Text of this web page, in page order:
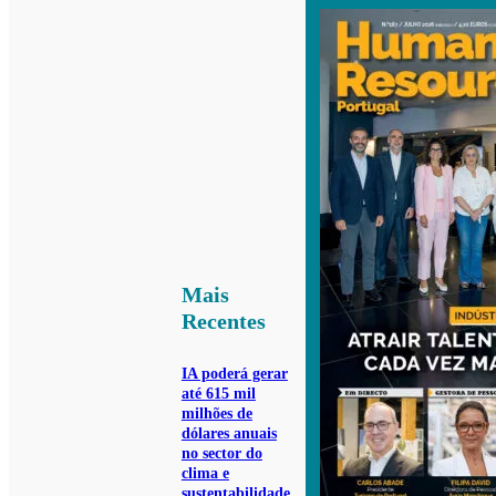
Mais
Recentes
IA poderá gerar
até 615 mil
milhões de
dólares anuais
no sector do
clima e